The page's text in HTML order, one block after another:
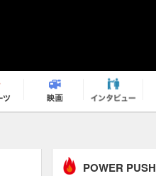
POWER PUSH